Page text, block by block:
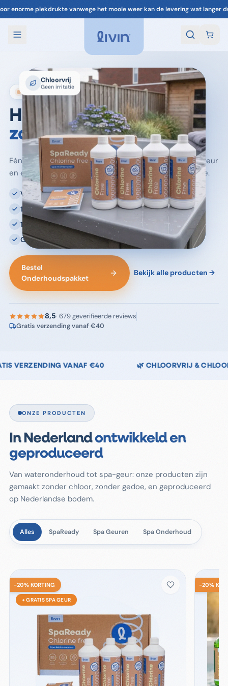
🚚 Voor 22:00 besteld, vandaag verzonden
100% CHLOORVRIJ · MADE IN NL
Helder spa-water,
zonder chloor.
Eén dosis SpaReady per week. Helder water, een fijne geur
en een veilige spa — zonder chemische geur of irritatie.
Veilig voor huid & gezin
1 dosis per week
100% chloorvrij spa onderhoud
Geproduceerd in Nederland
Bestel
Onderhoudspakket
Bekijk alle producten →
8,5· 679geverifieerde reviews
Gratis verzending vanaf €40
Chloorvrij
Geen irritatie
↩️ 14 DAGEN RETOURRECHT 🇳🇱
ONZE PRODUCTEN
In Nederlandontwikkeld en
geproduceerd
Van wateronderhoud tot spa-geur: onze producten zijn
gemaakt zonder chloor, zonder gedoe, en geproduceerd
op Nederlandse bodem.
Alles SpaReady Spa Geuren Spa Onderhoud
-20% KORTING
+ GRATIS SPA GEUR
-20%